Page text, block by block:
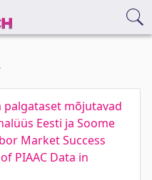
mõjutavad
Eesti ja Soome
Market Success
PIAAC Data in